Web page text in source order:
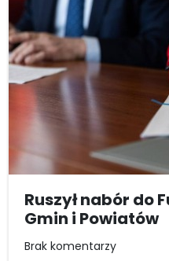
Ruszył nabór do
Gmin i Powiatów
Brak komentarzy